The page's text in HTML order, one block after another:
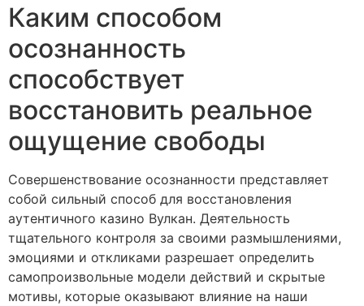
Каким способом
осознанность
способствует
восстановить реальное
ощущение свободы
Совершенствование осознанности представляет
собой сильный способ для восстановления
аутентичного казино Вулкан. Деятельность
тщательного контроля за своими размышлениями,
эмоциями и откликами разрешает определить
самопроизвольные модели действий и скрытые
мотивы, которые оказывают влияние на наши